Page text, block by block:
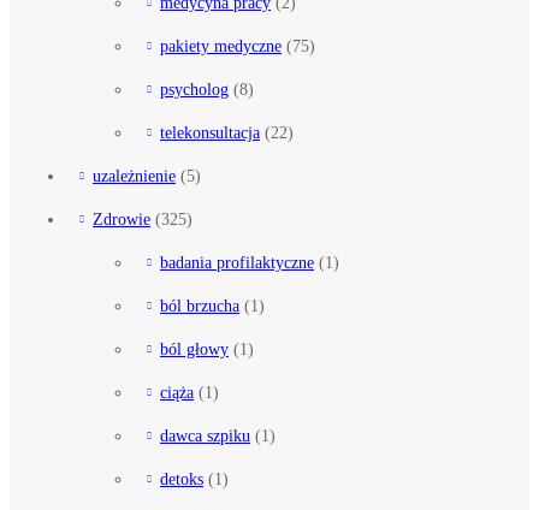
pakiety medyczne (75)
psycholog (8)
telekonsultacja (22)
uzależnienie (5)
Zdrowie (325)
badania profilaktyczne (1)
ból brzucha (1)
ból głowy (1)
ciąża (1)
dawca szpiku (1)
detoks (1)